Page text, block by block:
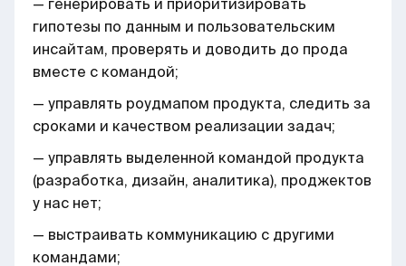
— генерировать и приоритизировать
гипотезы по данным и пользовательским
инсайтам, проверять и доводить до прода
вместе с командой;
— управлять роудмапом продукта, следить за
сроками и качеством реализации задач;
— управлять выделенной командой продукта
(разработка, дизайн, аналитика), проджектов
у нас нет;
— выстраивать коммуникацию с другими
командами;